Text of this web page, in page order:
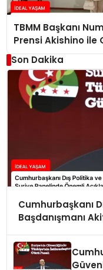
TBMM Başkanı
Prensi Akishino ile
Son Dakika
Cumhurbaşkanı
Başdanışmanı